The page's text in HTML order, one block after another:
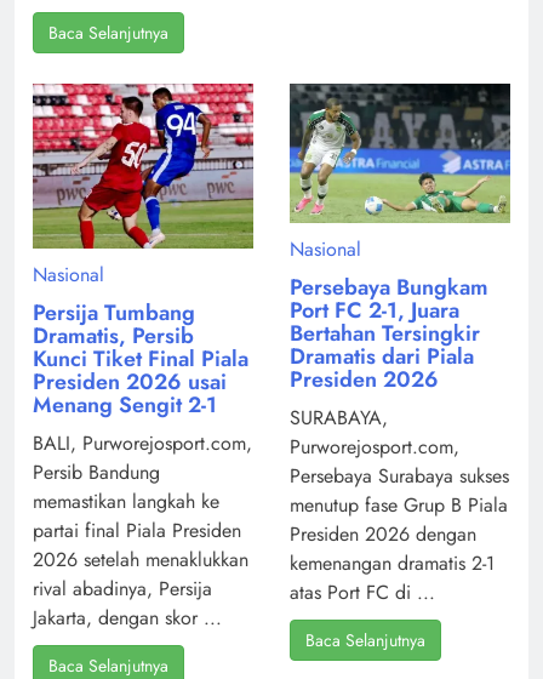
Baca Selanjutnya
Nasional
Persija Tumbang
Dramatis, Persib
Kunci Tiket Final Piala
Presiden 2026 usai
Menang Sengit 2-1
BALI, Purworejosport.com,
Persib Bandung
memastikan langkah ke
partai final Piala Presiden
2026 setelah menaklukkan
rival abadinya, Persija
Jakarta, dengan skor ...
Baca Selanjutnya
Nasional
Persebaya Bungkam
Port FC 2-1, Juara
Bertahan Tersingkir
Dramatis dari Piala
Presiden 2026
SURABAYA,
Purworejosport.com,
Persebaya Surabaya sukses
menutup fase Grup B Piala
Presiden 2026 dengan
kemenangan dramatis 2-1
atas Port FC di ...
Baca Selanjutnya